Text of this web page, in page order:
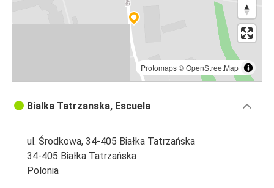
Protomaps©OpenStreetMap
Bialka Tatrzanska, Escuela
ul. Środkowa, 34-405 Białka Tatrzańska
34-405 Białka Tatrzańska
Polonia